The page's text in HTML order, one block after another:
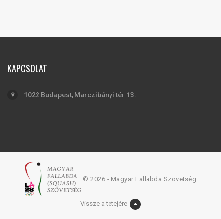
KAPCSOLAT
1022 Budapest, Marczibányi tér 13.
© 2026 - Magyar Fallabda Szövetség
Vissze a tetejére